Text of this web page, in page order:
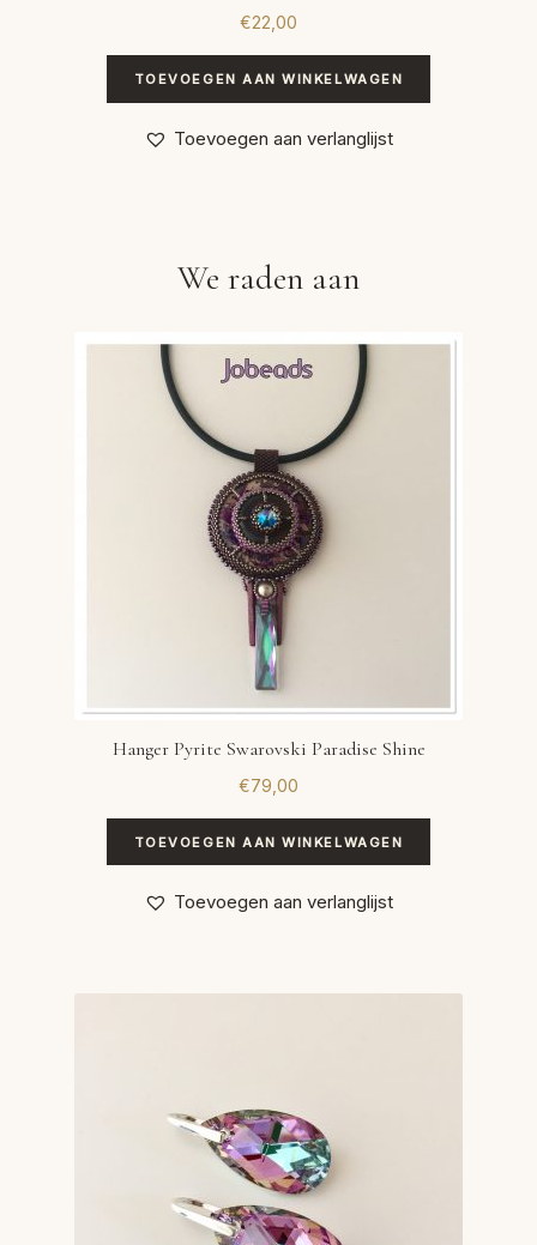
€22,00
TOEVOEGEN AAN WINKELWAGEN
Toevoegen aan verlanglijst
We raden aan
Hanger Pyrite Swarovski Paradise Shine
€79,00
TOEVOEGEN AAN WINKELWAGEN
Toevoegen aan verlanglijst